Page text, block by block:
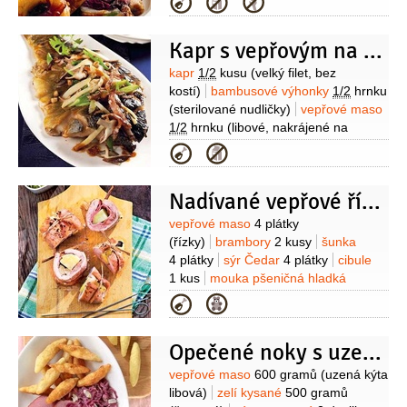
špek)
česnek2 stroužky
rozmarýn
vymazání)
sůl Kapr s vepřovým na čínský způsob
Suroviny
kapr 1/2 kusu (velký filet, bez
kostí)
bambusové výhonky 1/2 hrnku
(sterilované nudličky)
vepřové maso
1/2 hrnku (libové, nakrájené na
kostičky)
(šitake)
šunka4 plátky
cibule
(rýžové)
sójová omáčka4 lžíce
Kategorie
Nadívané vepřové řízky
Suroviny
vepřové maso 4 plátky
(řízky)
brambory 2 kusy
šunka
4 plátky
sýr Čedar 4 plátky
cibule
1 kus
mouka pšeničná hladká
1 lžíce
pepř černý
(na osmažení)
Kategorie
Opečené noky s uzenou kýtou a červeným zelím
Suroviny
vepřové maso 600 gramů (uzená kýta
libová)
zelí kysané 500 gramů